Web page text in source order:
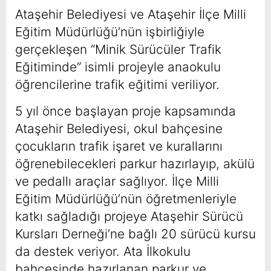
Ataşehir Belediyesi ve Ataşehir İlçe Milli
Eğitim Müdürlüğü’nün işbirliğiyle
gerçekleşen “Minik Sürücüler Trafik
Eğitiminde” isimli projeyle anaokulu
öğrencilerine trafik eğitimi veriliyor.
5 yıl önce başlayan proje kapsamında
Ataşehir Belediyesi, okul bahçesine
çocukların trafik işaret ve kurallarını
öğrenebilecekleri parkur hazırlayıp, akülü
ve pedallı araçlar sağlıyor. İlçe Milli
Eğitim Müdürlüğü’nün öğretmenleriyle
katkı sağladığı projeye Ataşehir Sürücü
Kursları Derneği’ne bağlı 20 sürücü kursu
da destek veriyor. Ata İlkokulu